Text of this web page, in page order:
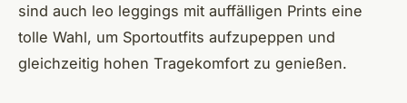
sind auch leo leggings mit auffälligen Prints eine
tolle Wahl, um Sportoutfits aufzupeppen und
gleichzeitig hohen Tragekomfort zu genießen.